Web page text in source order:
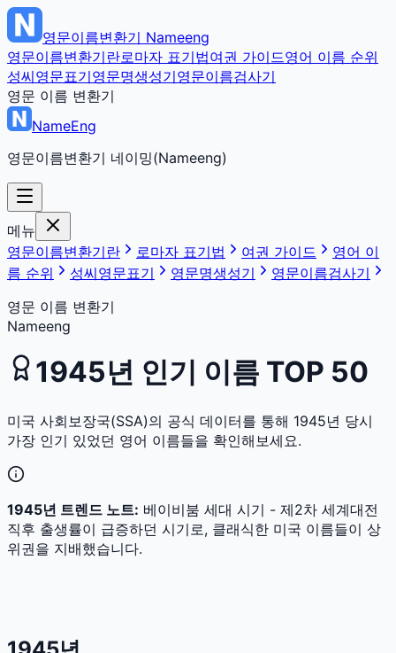
영문이름변환기 Nameeng
영문이름변환기란로마자 표기법여권 가이드영어 이름 순위
성씨영문표기영문명생성기영문이름검사기
영문 이름 변환기
NameEng
영문이름변환기 네이밍(Nameeng)
메뉴
영문이름변환기란
로마자 표기법 여권 가이드
영어 이
름 순위
성씨영문표기 영문명생성기
영문이름검사기
영문 이름 변환기
Nameeng
1945년 인기 이름 TOP 50
미국 사회보장국(SSA)의 공식 데이터를 통해 1945년 당시
가장 인기 있었던 영어 이름들을 확인해보세요.
1945년 트렌드 노트: 베이비붐 세대 시기 - 제2차 세계대전
직후 출생률이 급증하던 시기로, 클래식한 미국 이름들이 상
위권을 지배했습니다.